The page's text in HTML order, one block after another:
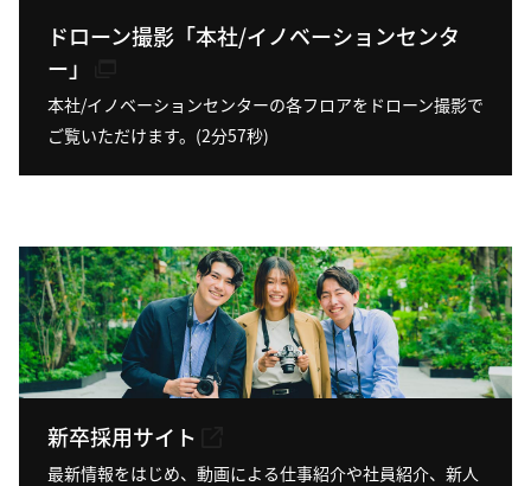
ドローン撮影「本社/イノベーションセンタ
ー」
本社/イノベーションセンターの各フロアをドローン撮影で
ご覧いただけます。(2分57秒)
新卒採用サイト
最新情報をはじめ、動画による仕事紹介や社員紹介、新人